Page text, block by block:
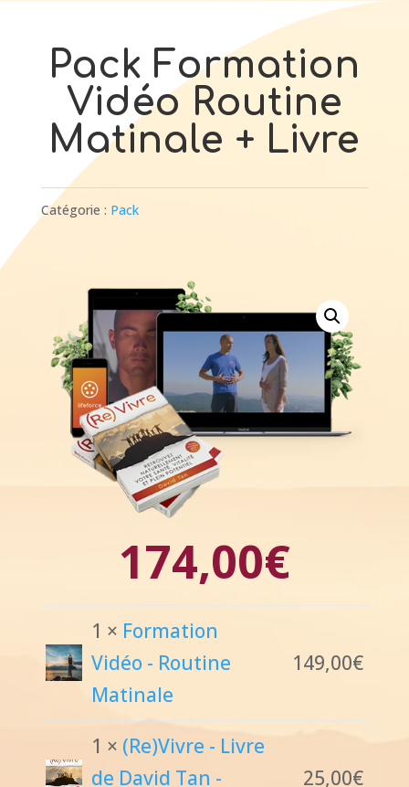
Pack Formation
Vidéo Routine
Matinale + Livre
Catégorie : Pack
174,00€
1 × Formation
Vidéo - Routine
Matinale
149,00€
1 × (Re)Vivre - Livre
de David Tan -
25,00€